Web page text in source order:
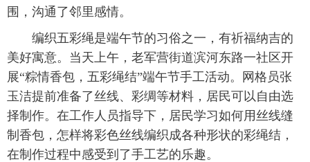
看天下 晋月读
太原日报 太原晚报 热评 社区
围，沟通了邻里感情。
编织五彩绳是端午节的习俗之一，有祈福纳吉的
美好寓意。当天上午，老军营街道滨河东路一社区开
展“粽情香包，五彩绳结”端午节手工活动。网格员张
玉洁提前准备了丝线、彩绸等材料，居民可以自由选
择制作。在工作人员指导下，居民学习如何用丝线缝
制香包，怎样将彩色丝线编织成各种形状的彩绳结，
在制作过程中感受到了手工艺的乐趣。